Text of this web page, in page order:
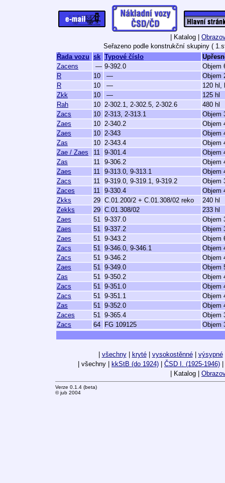
| Katalog |
Seřazeno podle konstrukční skupiny (
Řada vozu sk Typové číslo
Zacens
— 9-392.0
Objem
R
10 —
Objem
R
10 —
120 hl,
Zkk
10 —
125 hl
Rah
10 2-302.1, 2-302.5, 2-302.6
480 hl
Zacs
10 2-313, 2-313.1
Objem
Zaes
10 2-340.2
Objem
Zaes
10 2-343
Objem
Zas
10 2-343.4
Objem
Zae / Zaes
11 9-301.4
Objem
Zas
11 9-306.2
Objem
Zaes
11 9-313.0, 9-313.1
Objem
Zacs
11 9-319.0, 9-319.1, 9-319.2
Objem
Zaces
11 9-330.4
Objem
Zkks
29 C.01.200/2 + C.01.308/02 reko
240 hl
Zekks
29 C.01.308/02
233 hl
Zaes
51 9-337.0
Objem
Zaes
51 9-337.2
Objem
Zaes
51 9-343.2
Objem
Zacs
51 9-346.0, 9-346.1
Objem
Zacs
51 9-346.2
Objem
Zaes
51 9-349.0
Objem
Zas
51 9-350.2
Objem
Zacs
51 9-351.0
Objem
Zacs
51 9-351.1
Objem
Zas
51 9-352.0
Objem
Zaces
51 9-365.4
Objem
Zacs
64 FG 109125 Objem
všechny| kryté| vysokostěnné| výsypné
| všechny |
kkStB (do 1924) ČSD I. (1925-1946)
| Katalog |
Verze 0.1.4 (beta)
© jub 2004